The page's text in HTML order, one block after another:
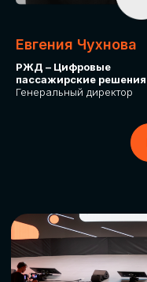
Евгения Чухнова
РЖД – Цифровые
пассажирские решения
Генеральный директор